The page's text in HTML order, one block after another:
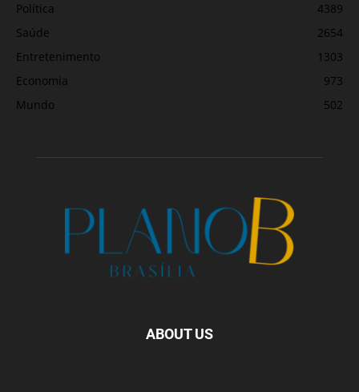
Política
4389
Saúde
2654
Entretenimento
1303
Economia
973
Mundo
502
ABOUT US